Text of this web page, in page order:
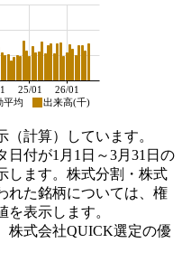
平均 出来高(千)
26/01
25/01
計算）しています。
日付が1月1日～3月31日の
します。株式分割・株式
れた銘柄については、権
表示します。
株式会社QUICK選定の優